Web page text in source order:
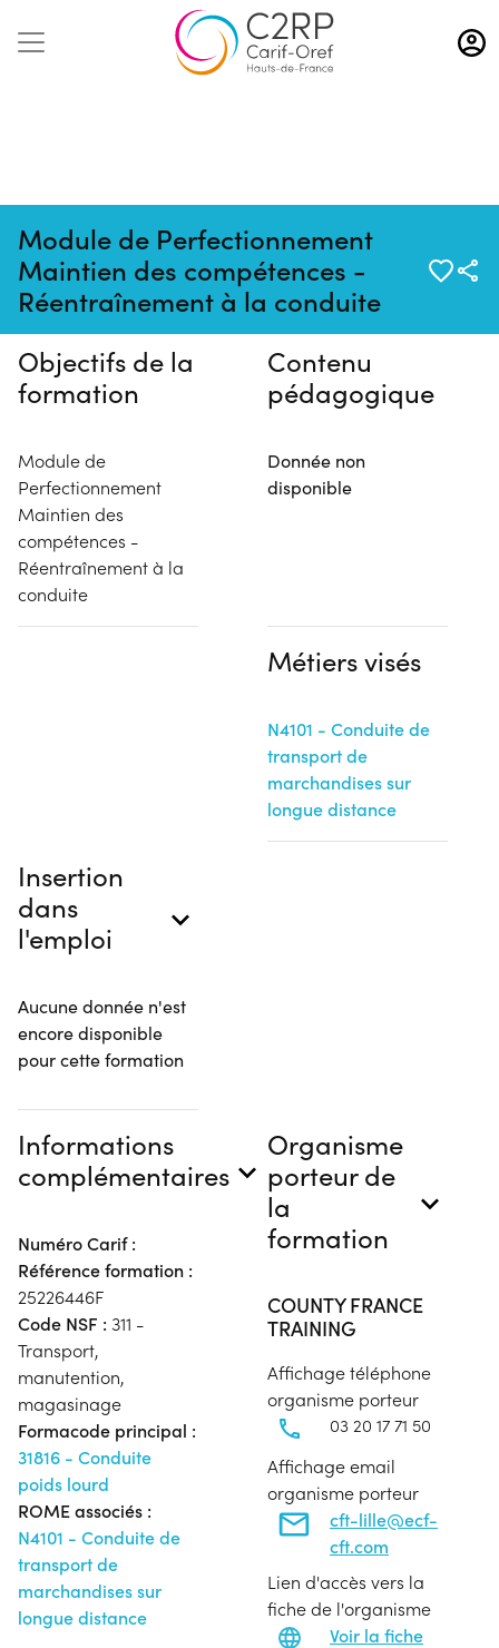
Aller
au
contenu
Module de Perfectionnement
Maintien des compétences -
Réentraînement à la conduite
Pas de session programmée en
ce moment
Objectifs de la
formation
Module de
Perfectionnement
Maintien des
compétences -
Réentraînement à la
conduite
Contenu
pédagogique
Donnée non
disponible
Métiers visés
N4101 - Conduite de
transport de
marchandises sur
longue distance
Insertion
dans
l'emploi
Aucune donnée n'est
encore disponible
pour cette formation
Informations
complémentaires
Numéro Carif :
Référence formation :
25226446F
Code NSF : 311 -
Transport,
manutention,
magasinage
Formacode principal :
31816 - Conduite
poids lourd
ROME associés :
N4101 - Conduite de
transport de
marchandises sur
longue distance
Organisme
porteur de
la
formation
COUNTY FRANCE
TRAINING
Affichage téléphone
organisme porteur
03 20 17 71 50
Affichage email
organisme porteur
cft-lille@ecf-
cft.com
Lien d'accès vers la
fiche de l'organisme
Voir la fiche